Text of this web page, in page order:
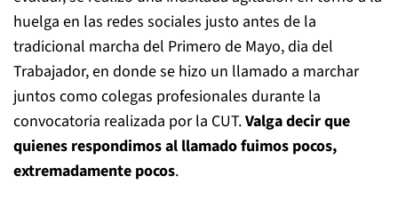
huelga en las redes sociales justo antes de la
tradicional marcha del Primero de Mayo, dia del
Trabajador, en donde se hizo un llamado a marchar
juntos como colegas profesionales durante la
convocatoria realizada por la CUT.Valga decir que
quienes respondimos al llamado fuimos pocos,
extremadamente pocos.